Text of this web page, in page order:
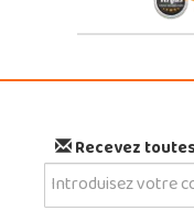
Recevez